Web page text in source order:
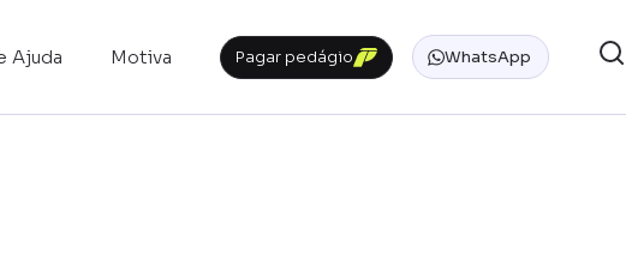
Ajuda Motiva Pagar pedágio WhatsApp